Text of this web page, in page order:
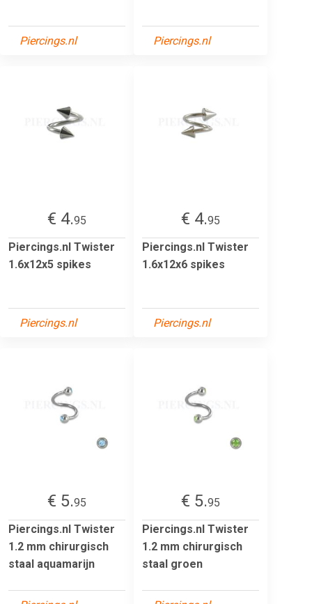
Piercings.nl Piercings.nl
€ 4.95
Piercings.nl Twister
1.6x12x5 spikes
Piercings.nl
€ 4.95
Piercings.nl Twister
1.6x12x6 spikes
Piercings.nl
€ 5.95
Piercings.nl Twister
1.2 mm chirurgisch
staal aquamarijn
€ 5.95
Piercings.nl Twister
1.2 mm chirurgisch
staal groen